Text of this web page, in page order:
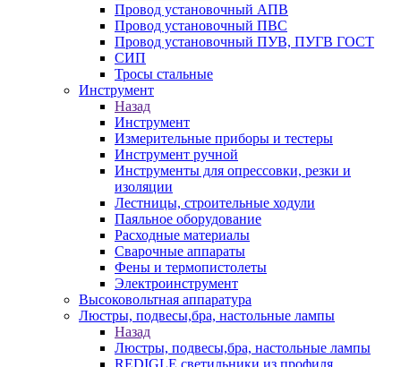
Провод установочный АПВ
Провод установочный ПВС
Провод установочный ПУВ, ПУГВ ГОСТ
СИП
Тросы стальные
Инструмент
Назад
Инструмент
Измерительные приборы и тестеры
Инструмент ручной
Инструменты для опрессовки, резки и
изоляции
Лестницы, строительные ходули
Паяльное оборудование
Расходные материалы
Сварочные аппараты
Фены и термопистолеты
Электроинструмент
Высоковольтная аппаратура
Люстры, подвесы,бра, настольные лампы
Назад
Люстры, подвесы,бра, настольные лампы